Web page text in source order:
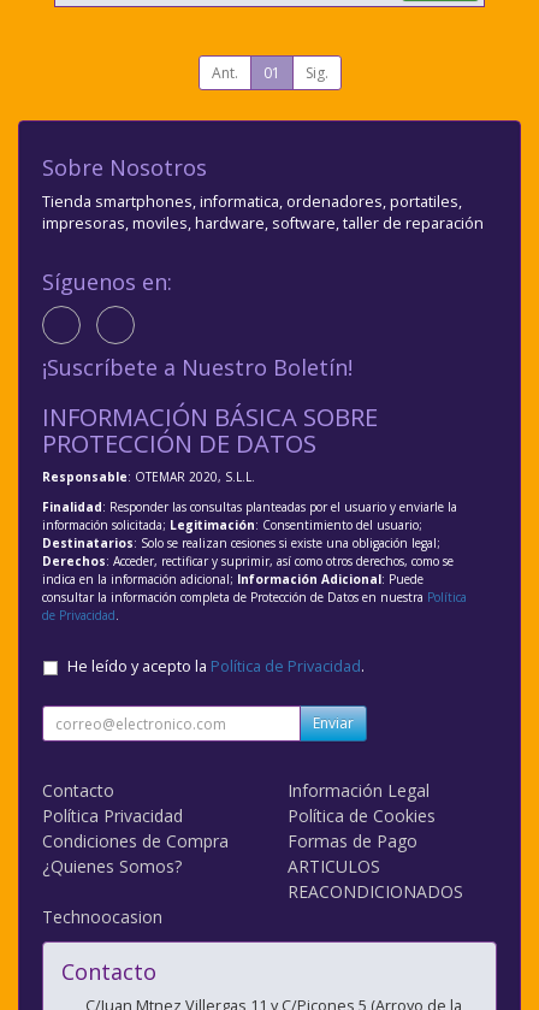
Ant. 01 Sig.
Sobre Nosotros
Tienda smartphones, informatica, ordenadores, portatiles,
impresoras, moviles, hardware, software, taller de reparación
Síguenos en:
¡Suscríbete a Nuestro Boletín!
INFORMACIÓN BÁSICA SOBRE
PROTECCIÓN DE DATOS
Responsable: OTEMAR 2020, S.L.L.
Finalidad: Responder las consultas planteadas por el usuario y enviarle la
información solicitada; Legitimación: Consentimiento del usuario;
Destinatarios: Solo se realizan cesiones si existe una obligación legal;
Derechos: Acceder, rectificar y suprimir, así como otros derechos, como se
indica en la información adicional; Información Adicional: Puede
consultar la información completa de Protección de Datos en nuestra Política
de Privacidad.
He leído y acepto la Política de Privacidad.
Enviar
Contacto
Información Legal
Política Privacidad
Política de Cookies
Condiciones de Compra
Formas de Pago
¿Quienes Somos?
ARTICULOS
REACONDICIONADOS
Technoocasion
Contacto